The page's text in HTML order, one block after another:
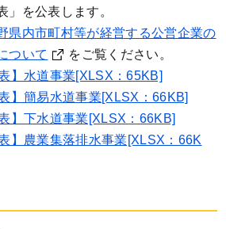
」を公表します。
県内市町村等が経営する公営企業の
ついて
をご覧ください。
】水道事業[XLSX：65KB]
】簡易水道事業[XLSX：66KB]
】下水道事業[XLSX：66KB]
】農業集落排水事業[XLSX：66K